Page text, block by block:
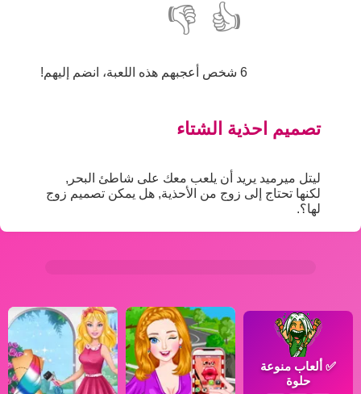
👍
👎
6 شخص أعجبهم هذه اللعبة، انضم إليهم!
تصميم احذية الشتاء
ليتل ميرميد يريد أن يلعب معك على شاطئ البحر,
لكنها تحتاج إلى زوج من الأحذية, هل يمكن تصميم زوج
لها؟.
✅ ألعاب منوعة
حلوة